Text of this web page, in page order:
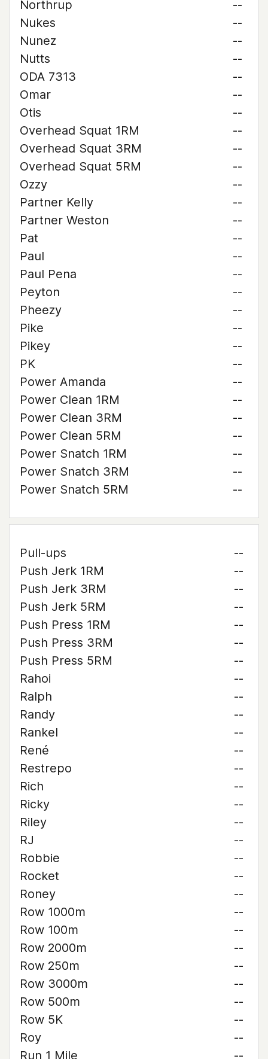
Northrup
--
Nukes
--
Nunez
--
Nutts
--
ODA 7313
--
Omar
--
Otis
--
Overhead Squat 1RM
--
Overhead Squat 3RM
--
Overhead Squat 5RM
--
Ozzy
--
Partner Kelly
--
Partner Weston
--
Pat
--
Paul
--
Paul Pena
--
Peyton
--
Pheezy
--
Pike
--
Pikey
--
PK
--
Power Amanda
--
Power Clean 1RM
--
Power Clean 3RM
--
Power Clean 5RM
--
Power Snatch 1RM
--
Power Snatch 3RM
--
Power Snatch 5RM
--
Pull-ups
--
Push Jerk 1RM
--
Push Jerk 3RM
--
Push Jerk 5RM
--
Push Press 1RM
--
Push Press 3RM
--
Push Press 5RM
--
Rahoi
--
Ralph
--
Randy
--
Rankel
--
René
--
Restrepo
--
Rich
--
Ricky
--
Riley
--
RJ
--
Robbie
--
Rocket
--
Roney
--
Row 1000m
--
Row 100m
--
Row 2000m
--
Row 250m
--
Row 3000m
--
Row 500m
--
Row 5K
--
Roy
--
Run 1 Mile
--